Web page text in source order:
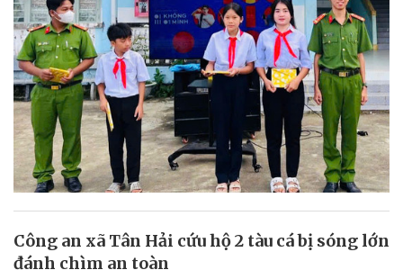
Công an xã Tân Hải cứu hộ 2 tàu cá bị sóng lớn
đánh chìm an toàn